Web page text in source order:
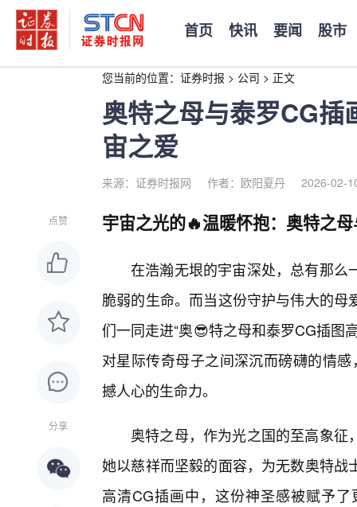
首页 快讯 要闻 股市
您当前的位置： 证券时报 > 公司 > 正文
奥特之母与泰罗CG
宙之爱
来源：证券时报网 作者：欧阳夏丹 2026-02-
点赞
分享
宇宙之光的🔥温暖怀抱：奥特之
在浩瀚无垠的宇宙深处，总有那么
脆弱的生命。而当这份守护与伟大的
们一同走进“奥😎特之母和泰罗CG插图
对星际传奇母子之间深沉而磅礴的情
撼人心的生命力。
奥特之母，作为光之国的至高象
她以慈祥而坚毅的面容，为无数奥特
高清CG插画中，这份神圣感被赋予